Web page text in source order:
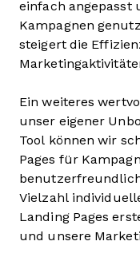
einfach angepasst
Kampagnen
steigert die
Ein weiteres
unser eigener
Tool können wir
Pages für
Vielzahl
Landing Pages
und unsere